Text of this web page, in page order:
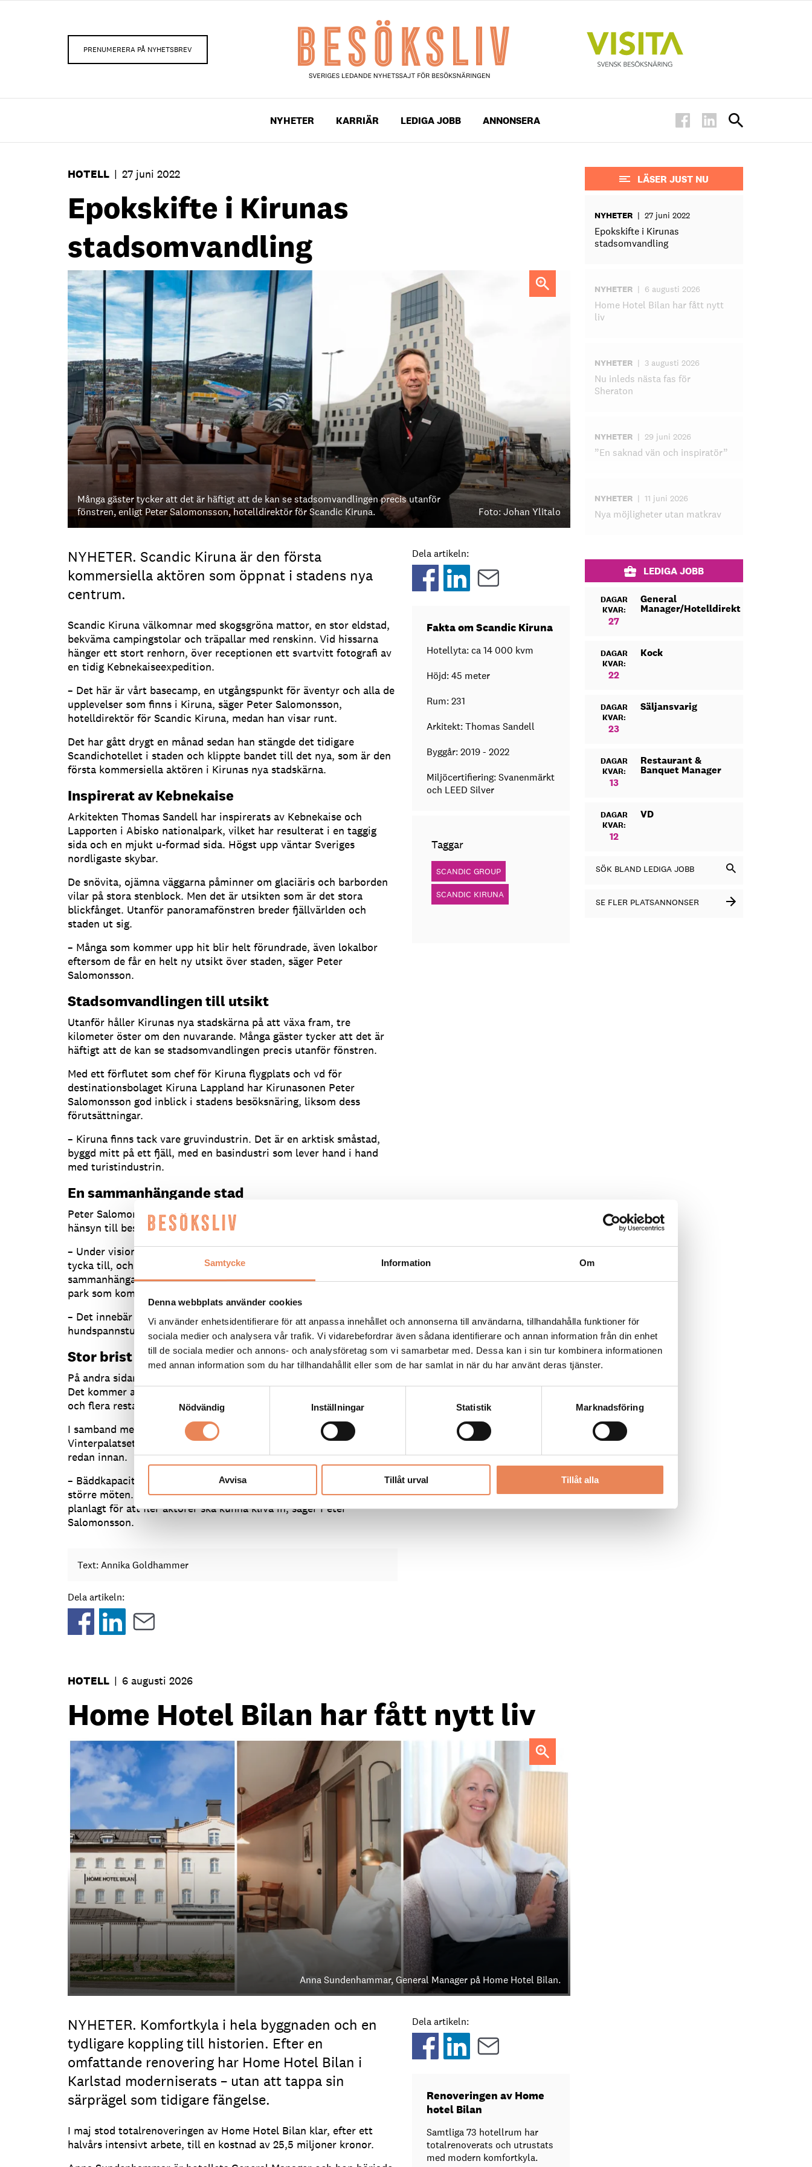
Samtycke Information Om
Denna webbplats använder cookies
Vi använder enhetsidentifierare för att anpassa innehållet och annonserna till användarna, tillhandahålla funktioner för
sociala medier och analysera vår trafik. Vi vidarebefordrar även sådana identifierare och annan information från din enhet
till de sociala medier och annons- och analysföretag som vi samarbetar med. Dessa kan i sin tur kombinera informationen
med annan information som du har tillhandahållit eller som de har samlat in när du har använt deras tjänster.
Samtyckesval
Nödvändig
Inställningar Statistik Marknadsföring
Avvisa Tillåt urval Tillåt alla
PRENUMERERA PÅ NYHETSBREV
NYHETER KARRIÄR LEDIGA JOBB ANNONSERA
HOTELL | 27 juni 2022
Epokskifte i Kirunas
stadsomvandling
Många gäster tycker att det är häftigt att de kan se stadsomvandlingen precis utanför
fönstren, enligt Peter Salomonsson, hotelldirektör för Scandic Kiruna.
Foto: Johan Ylitalo
NYHETER. Scandic Kiruna är den första
kommersiella aktören som öppnat i stadens nya
centrum.
Scandic Kiruna välkomnar med skogsgröna mattor, en stor eldstad,
bekväma campingstolar och träpallar med renskinn. Vid hissarna
hänger ett stort renhorn, över receptionen ett svartvitt fotografi av
en tidig Kebnekaiseexpedition.
– Det här är vårt basecamp, en utgångspunkt för äventyr och alla de
upplevelser som finns i Kiruna, säger Peter Salomonsson,
hotelldirektör för Scandic Kiruna, medan han visar runt.
Det har gått drygt en månad sedan han stängde det tidigare
Scandichotellet i staden och klippte bandet till det nya, som är den
första kommersiella aktören i Kirunas nya stadskärna.
Inspirerat av Kebnekaise
Arkitekten Thomas Sandell har inspirerats av Kebnekaise och
Lapporten i Abisko nationalpark, vilket har resulterat i en taggig
sida och en mjukt u-formad sida. Högst upp väntar Sveriges
nordligaste skybar.
De snövita, ojämna väggarna påminner om glaciäris och barborden
vilar på stora stenblock. Men det är utsikten som är det stora
blickfånget. Utanför panoramafönstren breder fjällvärlden och
staden ut sig.
– Många som kommer upp hit blir helt förundrade, även lokalbor
eftersom de får en helt ny utsikt över staden, säger Peter
Salomonsson.
Stadsomvandlingen till utsikt
Utanför håller Kirunas nya stadskärna på att växa fram, tre
kilometer öster om den nuvarande. Många gäster tycker att det är
häftigt att de kan se stadsomvandlingen precis utanför fönstren.
Med ett förflutet som chef för Kiruna flygplats och vd för
destinationsbolaget Kiruna Lappland har Kirunasonen Peter
Salomonsson god inblick i stadens besöksnäring, liksom dess
förutsättningar.
– Kiruna finns tack vare gruvindustrin. Det är en arktisk småstad,
byggd mitt på ett fjäll, med en basindustri som lever hand i hand
med turistindustrin.
En sammanhängande stad
Peter Salomonsson tycker att LKAB och kommunen har tagit stor
hänsyn till besöksnäringen under stadsomvandlingen.
– Under visionsarbetet bjöds alla företagare och Kirunabor in för att
tycka till, och då kom det bland annat fram att vi vill ha en mer
sammanhängande stad. Nu blir det ett bilfritt centrum med en grön
park som kommer att börja 75 meter från oss.
– Det innebär att gästerna kommer att kunna starta
hundspannsturer mitt i staden. Det är världsunikt.
Stor brist på bäddar
På andra sidan kulturhuset håller ännu ett hotell på att växa fram.
Det kommer att drivas av Elite Hotels och innehålla 155 rum, takspa
och flera restauranger.
I samband med stadsomvandlingen har tre hotell lagts ner:
Vinterpalatset, Kebne och Kaisa, och bristen på bäddar var stor
redan innan.
– Bäddkapaciteten har varit en stor flaskhals för att kunna ta emot
större möten. Vi behöver öka kapaciteten ännu mer och det är
planlagt för att fler aktörer ska kunna kliva in, säger Peter
Salomonsson.
Text: Annika Goldhammer
Dela artikeln:
Dela artikeln:
Fakta om Scandic Kiruna
Hotellyta: ca 14 000 kvm
Höjd: 45 meter
Rum: 231
Arkitekt: Thomas Sandell
Byggår: 2019 - 2022
Miljöcertifiering: Svanenmärkt
och LEED Silver
Taggar
SCANDIC GROUP
SCANDIC KIRUNA
HOTELL | 6 augusti 2026
Home Hotel Bilan har fått nytt liv
Anna Sundenhammar, General Manager på Home Hotel Bilan.
NYHETER. Komfortkyla i hela byggnaden och en
tydligare koppling till historien. Efter en
omfattande renovering har Home Hotel Bilan i
Karlstad moderniserats – utan att tappa sin
särprägel som tidigare fängelse.
I maj stod totalrenoveringen av Home Hotel Bilan klar, efter ett
halvårs intensivt arbete, till en kostnad av 25,5 miljoner kronor.
Dela artikeln:
Renoveringen av Home
hotel Bilan
Samtliga 73 hotellrum har
totalrenoverats och utrustats
med modern komfortkyla.
LÄSER JUST NU
NYHETER | 27 juni 2022
Epokskifte i Kirunas
stadsomvandling
NYHETER | 6 augusti 2026
Home Hotel Bilan har fått nytt
liv
NYHETER | 3 augusti 2026
Nu inleds nästa fas för
Sheraton
NYHETER | 29 juni 2026
”En saknad vän och inspiratör”
NYHETER | 11 juni 2026
Nya möjligheter utan matkrav
LEDIGA JOBB
DAGAR
KVAR:
27
General
Manager/Hotelldirektör
DAGAR
KVAR:
22
Kock
DAGAR
KVAR:
23
Säljansvarig
DAGAR
KVAR:
13
Restaurant &
Banquet Manager
DAGAR
KVAR:
12
VD
SÖK BLAND LEDIGA JOBB
SE FLER PLATSANNONSER